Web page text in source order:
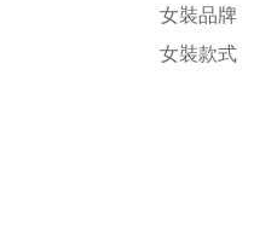
女裝品牌
女裝款式